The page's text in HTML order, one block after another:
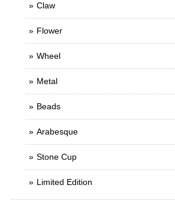
Claw
Flower
Wheel
Metal
Beads
Arabesque
Stone Cup
Limited Edition